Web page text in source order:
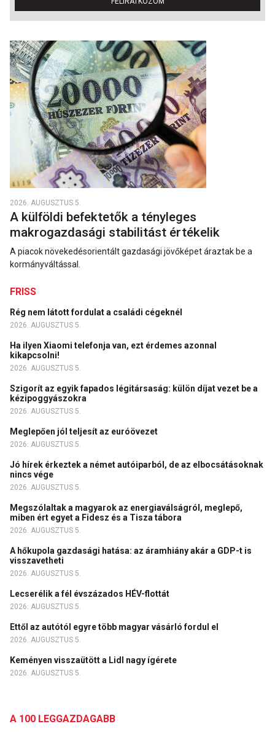
2026. AUGUSZTUS 5.
A külföldi befektetők a tényleges
makrogazdasági stabilitást értékelik
A piacok növekedésorientált gazdasági jövőképet áraztak be a
kormányváltással.
FRISS
Rég nem látott fordulat a családi cégeknél
2026. AUGUSZTUS 5.
Ha ilyen Xiaomi telefonja van, ezt érdemes azonnal
kikapcsolni!
2026. AUGUSZTUS 5.
Szigorít az egyik fapados légitársaság: külön díjat vezet be a
kézipoggyászokra
2026. AUGUSZTUS 5.
Meglepően jól teljesít az euróövezet
2026. AUGUSZTUS 5.
Jó hírek érkeztek a német autóiparból, de az elbocsátásoknak
nincs vége
2026. AUGUSZTUS 5.
Megszólaltak a magyarok az energiaválságról, meglepő,
miben ért egyet a Fidesz és a Tisza tábora
2026. AUGUSZTUS 5.
A hőkupola gazdasági hatása: az áramhiány akár a GDP-t is
visszavetheti
2026. AUGUSZTUS 5.
Lecserélik a fél évszázados HÉV-flottát
2026. AUGUSZTUS 5.
Ettől az autótól egyre több magyar vásárló fordul el
2026. AUGUSZTUS 5.
Keményen visszaütött a Lidl nagy ígérete
2026. AUGUSZTUS 5.
A 100 LEGGAZDAGABB